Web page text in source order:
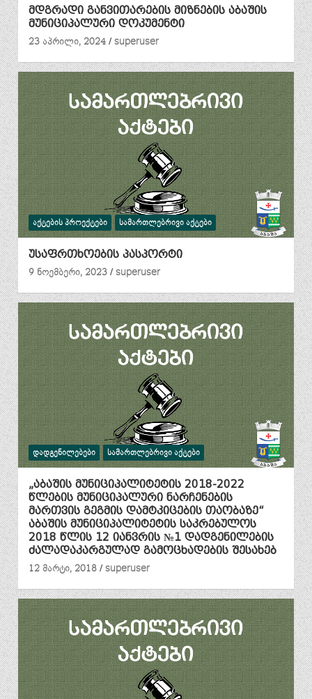
მდგრადი განვითარების მიზნების აბაშის
მუნიციპალური დოკუმენტი
23 აპრილი, 2024
superuser
ᲐᲥᲢᲔᲑᲘᲡ ᲞᲠᲝᲔᲥᲢᲔᲑᲘ ᲡᲐᲛᲐᲠᲗᲚᲔᲑᲠᲘᲕᲘ ᲐᲥᲢᲔᲑᲘ
უსაფრთხოების პასპორტი
9 ნოემბერი, 2023
superuser
ᲓᲐᲓᲒᲔᲜᲘᲚᲔᲑᲔᲑᲘ ᲡᲐᲛᲐᲠᲗᲚᲔᲑᲠᲘᲕᲘ ᲐᲥᲢᲔᲑᲘ
„აბაშის მუნიციპალიტეტის 2018-2022
წლების მუნიციპალური ნარჩენების
მართვის გეგმის დამტკიცების თაობაზე“
აბაშის მუნიციპალიტეტის საკრებულოს
2018 წლის 12 იანვრის №1 დადგენილების
ძალადაკარგულად გამოცხადების შესახებ
12 მარტი, 2018
superuser